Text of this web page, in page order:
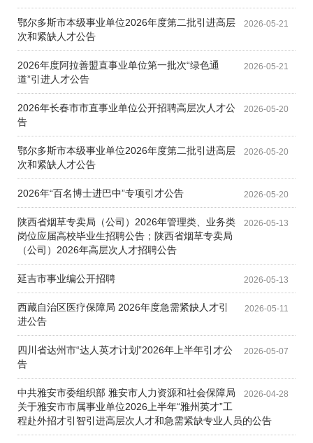
2026-05-21
鄂尔多斯市本级事业单位2026年度第二批引进高层
次和紧缺人才公告
2026-05-21
2026年度阿拉善盟直事业单位第一批次“绿色通
道”引进人才公告
2026-05-20
2026年长春市市直事业单位公开招聘高层次人才公
告
2026-05-20
鄂尔多斯市本级事业单位2026年度第二批引进高层
次和紧缺人才公告
2026-05-20
2026年“百名博士进巴中”专项引才公告
2026-05-13
陕西省烟草专卖局（公司）2026年管理类、业务类
岗位应届高校毕业生招聘公告；陕西省烟草专卖局
（公司）2026年高层次人才招聘公告
2026-05-13
延吉市事业编公开招聘
2026-05-11
西藏自治区医疗保障局 2026年度急需紧缺人才引
进公告
2026-05-07
四川省达州市“达人英才计划”2026年上半年引才公
告
2026-04-28
中共雅安市委组织部 雅安市人力资源和社会保障局
关于雅安市市属事业单位2026上半年“雅州英才”工
程赴外招才引智引进高层次人才和急需紧缺专业人员的公告